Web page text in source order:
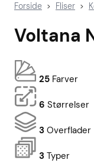
Forside > Fliser >
Voltana
25 Farver
6 Størrelser
3 Overflader
3 Typer